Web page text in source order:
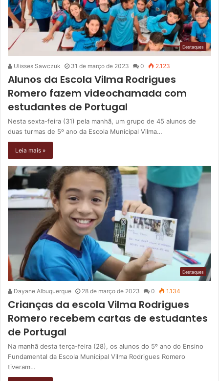
Destaques
Ulisses Sawczuk 31 de março de 2023 0 2.123
Alunos da Escola Vilma Rodrigues
Romero fazem videochamada com
estudantes de Portugal
Nesta sexta-feira (31) pela manhã, um grupo de 45 alunos de
duas turmas de 5º ano da Escola Municipal Vilma…
Leia mais »
Destaques
Dayane Albuquerque 28 de março de 2023 0 1.134
Crianças da escola Vilma Rodrigues
Romero recebem cartas de estudantes
de Portugal
Na manhã desta terça-feira (28), os alunos do 5º ano do Ensino
Fundamental da Escola Municipal Vilma Rodrigues Romero
tiveram…